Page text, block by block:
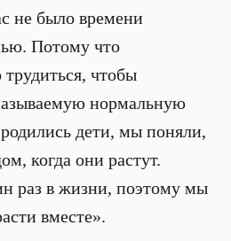
не было времени
Потому что
чтобы
нормальную
дети, мы поняли,
когда они растут.
раз в жизни, поэтому мы
вместе».